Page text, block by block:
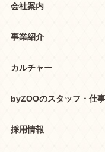
会社案内
事業紹介
カルチャー
byZOOのスタッフ・仕事
採用情報